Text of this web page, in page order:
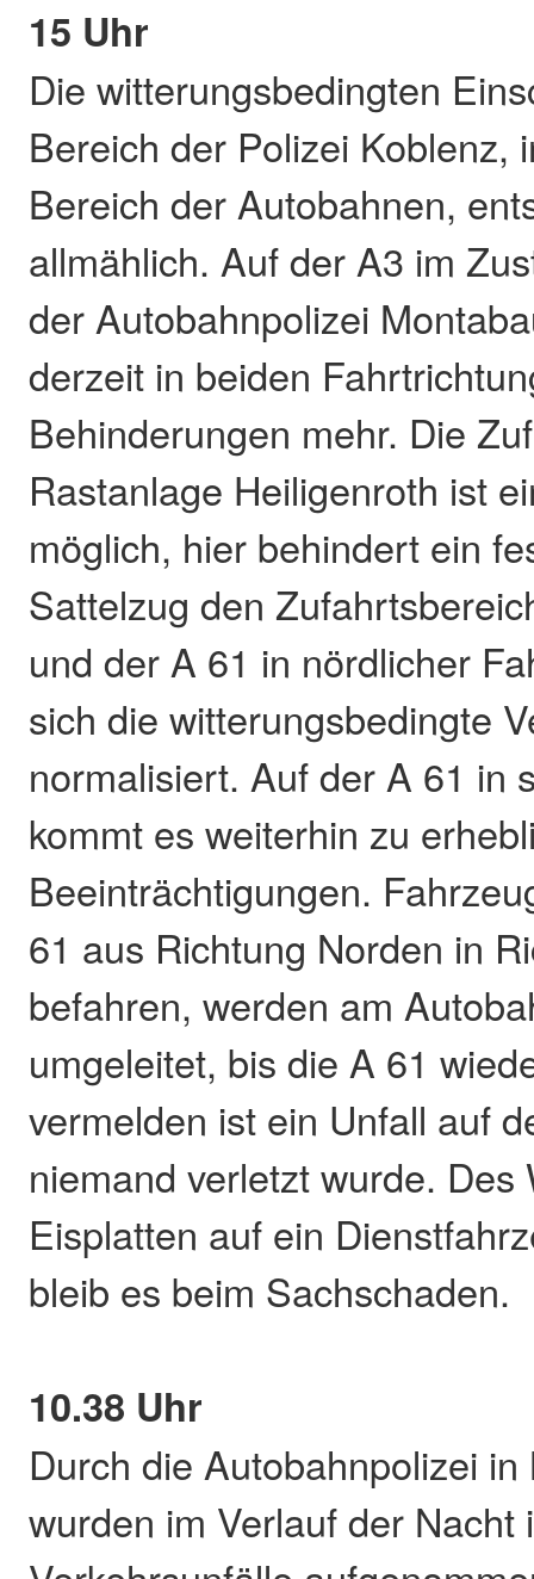
15 Uhr
Die witterungsbedingten
Bereich der Polizei Koblenz,
Bereich der Autobahnen,
allmählich. Auf der A3 im
der Autobahnpolizei
derzeit in beiden
Behinderungen mehr. Die
Rastanlage Heiligenroth ist
möglich, hier behindert ein
Sattelzug den
und der A 61 in nördlicher
sich die witterungsbedingte
normalisiert. Auf der A 61 in
kommt es weiterhin zu
Beeinträchtigungen.
61 aus Richtung Norden in
befahren, werden am
umgeleitet, bis die A 61
vermelden ist ein Unfall auf
niemand verletzt wurde. Des
Eisplatten auf ein
bleib es beim Sachschaden.
10.38 Uhr
Durch die Autobahnpolizei
wurden im Verlauf der Nacht